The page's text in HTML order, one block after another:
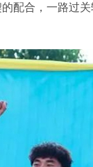
配合，一路过